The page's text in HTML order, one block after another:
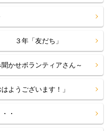
３年「友だち」
せボランティアさん～
ようございます！」
・